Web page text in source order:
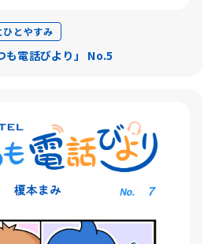
ひとやすみ
も電話びより」 No.5